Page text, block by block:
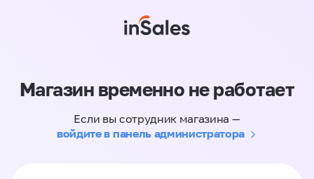
Магазин временно не работает
Если вы сотрудник магазина —
войдите в панель администратора